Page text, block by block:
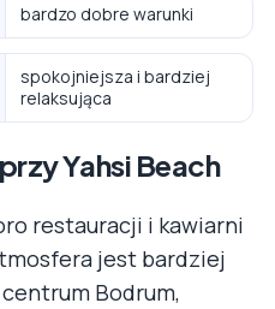
bardzo dobre warunki
spokojniejsza i bardziej
relaksująca
Yahsi Beach
restauracji i kawiarni
jest bardziej
Bodrum,